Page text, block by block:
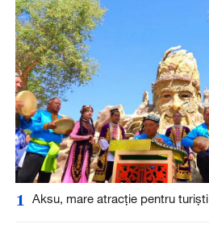
1 Aksu, mare atracție pentru turiști